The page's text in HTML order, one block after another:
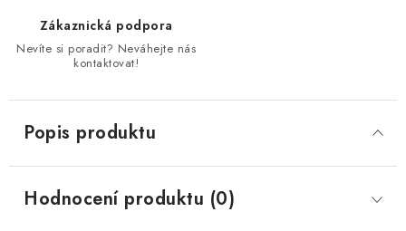
Zákaznická podpora
Nevíte si poradit? Neváhejte nás
kontaktovat!
Popis produktu
Hodnocení produktu (0)